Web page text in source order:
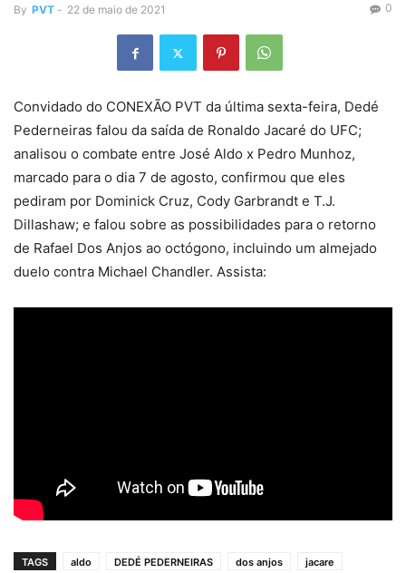
By PVT - 22 de maio de 2021 0
Convidado do CONEXÃO PVT da última sexta-feira, Dedé
Pederneiras falou da saída de Ronaldo Jacaré do UFC;
analisou o combate entre José Aldo x Pedro Munhoz,
marcado para o dia 7 de agosto, confirmou que eles
pediram por Dominick Cruz, Cody Garbrandt e T.J.
Dillashaw; e falou sobre as possibilidades para o retorno
de Rafael Dos Anjos ao octógono, incluindo um almejado
duelo contra Michael Chandler. Assista:
TAGS aldo DEDÉ PEDERNEIRAS dos anjos jacare